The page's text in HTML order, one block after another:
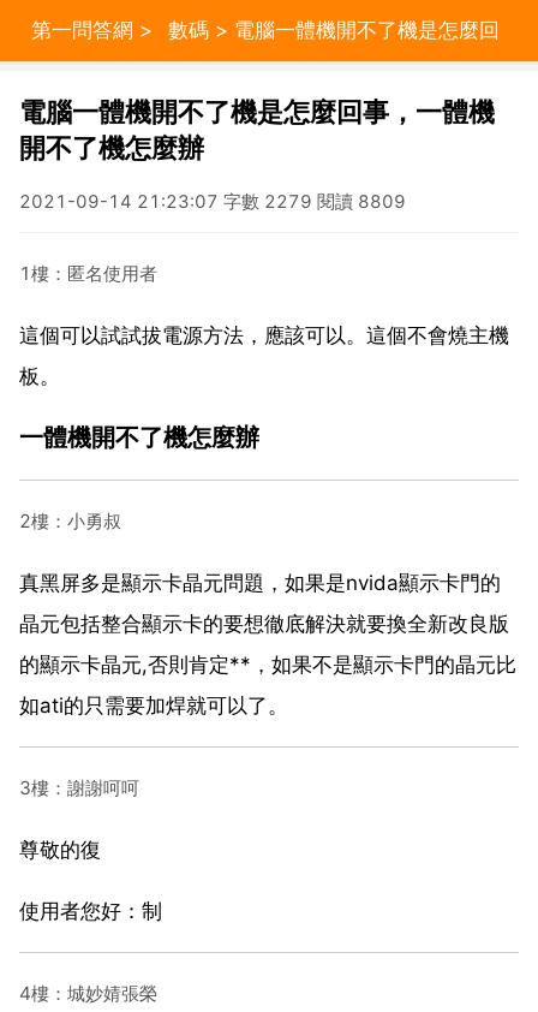
第一問答網 > 數碼 > 電腦一體機開不了機是怎麼回
電腦一體機開不了機是怎麼回事，一體機
開不了機怎麼辦
2021-09-14 21:23:07 字數 2279 閱讀 8809
1樓：匿名使用者
這個可以試試拔電源方法，應該可以。這個不會燒主機
板。
一體機開不了機怎麼辦
2樓：小勇叔
真黑屏多是顯示卡晶元問題，如果是nvida顯示卡門的
晶元包括整合顯示卡的要想徹底解決就要換全新改良版
的顯示卡晶元,否則肯定**，如果不是顯示卡門的晶元比
如ati的只需要加焊就可以了。
3樓：謝謝呵呵
尊敬的復
使用者您好：制
4樓：城妙婧張榮